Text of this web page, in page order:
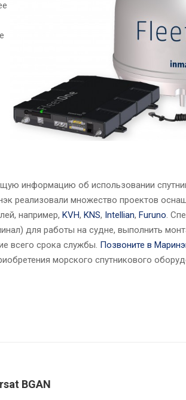
информацию об использовании
реализовали множество проектов
например, KVH, KNS, Intellian, Furuno.
для работы на судне, выполнить
всего срока службы. Позвоните в
морского спутникового
BGAN